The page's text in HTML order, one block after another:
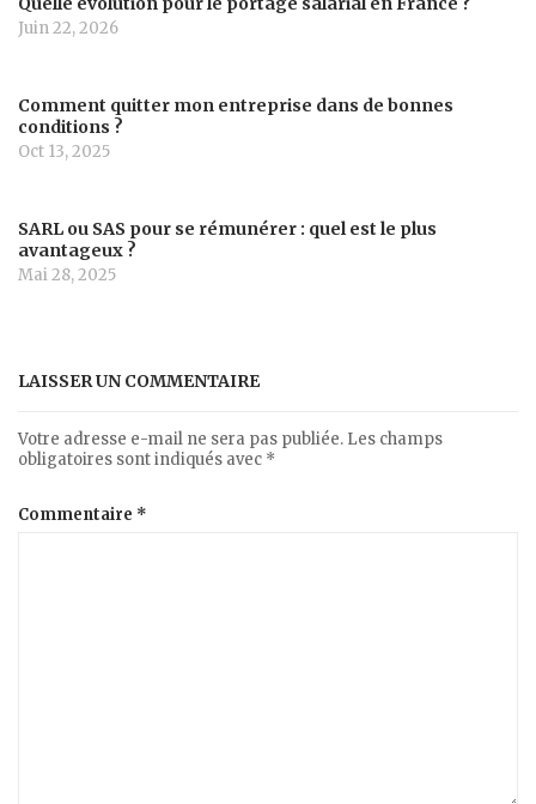
Juin 22, 2026
Comment quitter mon entreprise dans de bonnes
conditions ?
Oct 13, 2025
SARL ou SAS pour se rémunérer : quel est le plus
avantageux ?
Mai 28, 2025
LAISSER UN COMMENTAIRE
Votre adresse e-mail ne sera pas publiée. Les champs
obligatoires sont indiqués avec *
Commentaire *